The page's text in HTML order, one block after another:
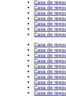
Casa de
Casa de
Casa de
Casa de
Casa de
Casa de
Casa de
Casa de
Casa de
Casa de
Casa de
Casa de
Casa de
Casa de
Casa de
Casa de
Casa de